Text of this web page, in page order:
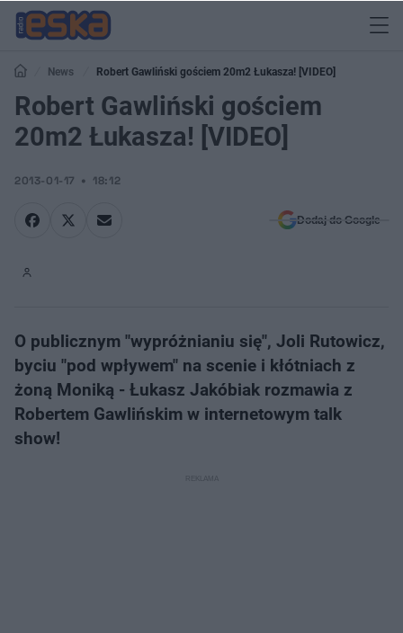
News Robert Gawliński gościem 20m2 Łukasza! [VIDEO]
Robert Gawliński gościem
20m2 Łukasza! [VIDEO]
2013-01-17 18:12
Dodaj do Google
O publicznym "wypróżnianiu się", Joli Rutowicz,
byciu "pod wpływem" na scenie i kłótniach z
żoną Moniką - Łukasz Jakóbiak rozmawia z
Robertem Gawlińskim w internetowym talk
show!